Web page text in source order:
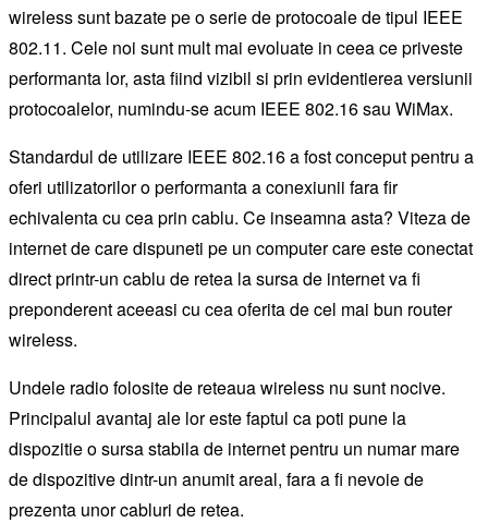
wireless sunt bazate pe o serie de protocoale de tipul IEEE
802.11. Cele noi sunt mult mai evoluate in ceea ce priveste
performanta lor, asta fiind vizibil si prin evidentierea versiunii
protocoalelor, numindu-se acum IEEE 802.16 sau WiMax.
Standardul de utilizare IEEE 802.16 a fost conceput pentru a
oferi utilizatorilor o performanta a conexiunii fara fir
echivalenta cu cea prin cablu. Ce inseamna asta? Viteza de
internet de care dispuneti pe un computer care este conectat
direct printr-un cablu de retea la sursa de internet va fi
preponderent aceeasi cu cea oferita de cel mai bun router
wireless.
Undele radio folosite de reteaua wireless nu sunt nocive.
Principalul avantaj ale lor este faptul ca poti pune la
dispozitie o sursa stabila de internet pentru un numar mare
de dispozitive dintr-un anumit areal, fara a fi nevoie de
prezenta unor cabluri de retea.